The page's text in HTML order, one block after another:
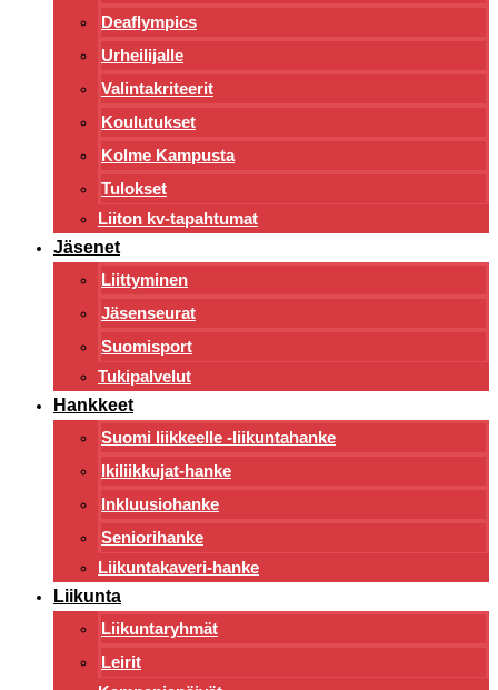
Deaflympics
Urheilijalle
Valintakriteerit
Koulutukset
Kolme Kampusta
Tulokset
Liiton kv-tapahtumat
Jäsenet
Liittyminen
Jäsenseurat
Suomisport
Tukipalvelut
Hankkeet
Suomi liikkeelle -liikuntahanke
Ikiliikkujat-hanke
Inkluusiohanke
Seniorihanke
Liikuntakaveri-hanke
Liikunta
Liikuntaryhmät
Leirit